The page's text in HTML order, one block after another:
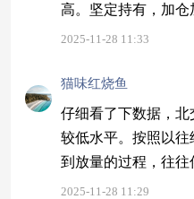
高。坚定持有，加仓
年买基金赚了多少钱
2025-11-28 11:33
猫味红烧鱼
仔细看了下数据，
较低水平。按照以
到放量的过程，往
开泰混合C主要投资
2025-11-28 11:29